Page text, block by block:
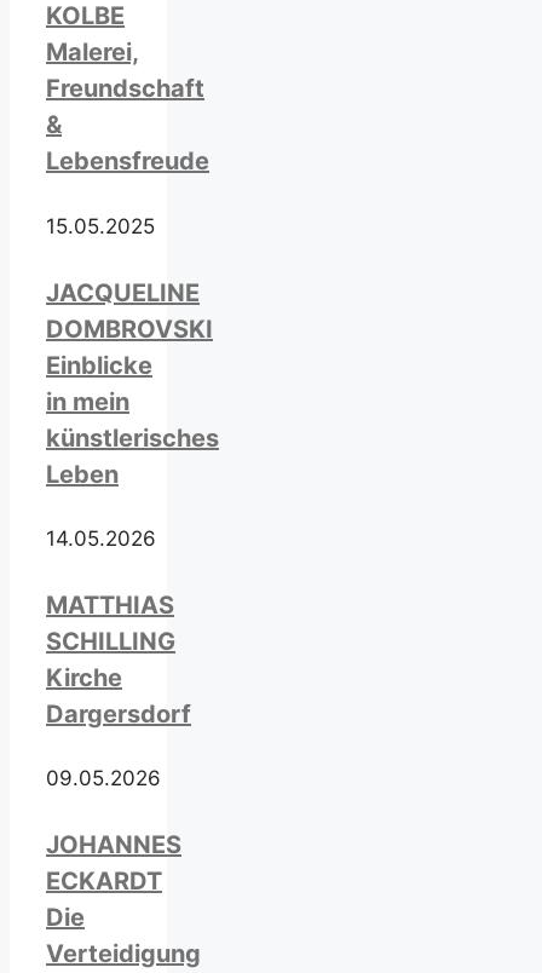
KOLBE
Malerei,
Freundschaft
&
Lebensfreude
15.05.2025
JACQUELINE
DOMBROVSKI
Einblicke
in mein
künstlerisches
Leben
14.05.2026
MATTHIAS
SCHILLING
Kirche
Dargersdorf
09.05.2026
JOHANNES
ECKARDT
Die
Verteidigung